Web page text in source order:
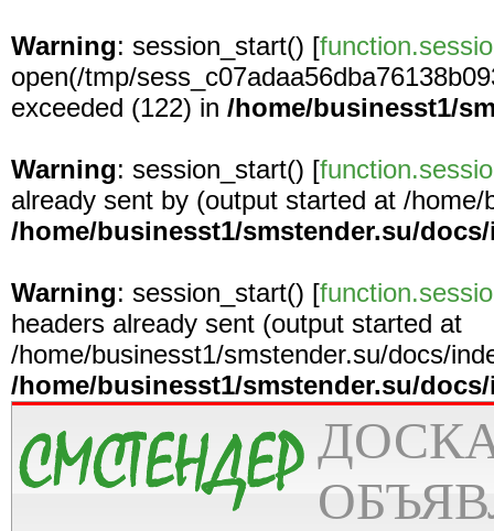
Warning: session_start() [
open(/tmp/
exceeded (122) in /home/businesst1/
Warning: session_start() [
already sent by (output started at /
/home/businesst1/smstender.su/
Warning: session_start() [
headers already sent (output started at
/home/businesst1/smstender.su/docs/
/home/businesst1/smstender.su/